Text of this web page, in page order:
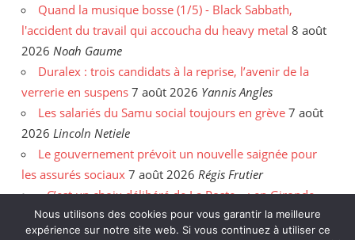
Quand la musique bosse (1/5) - Black Sabbath,
l'accident du travail qui accoucha du heavy metal 8 août
2026 Noah Gaume
Duralex : trois candidats à la reprise, l’avenir de la
verrerie en suspens 7 août 2026 Yannis Angles
Les salariés du Samu social toujours en grève 7 août
2026 Lincoln Netiele
Le gouvernement prévoit un nouvelle saignée pour
les assurés sociaux 7 août 2026 Régis Frutier
« C’est un choix délibéré de La Poste » : en Gironde,
les postiers sommés de rattraper leurs heures 6 août
2026 Yannis Angles
Nous utilisons des cookies pour vous garantir la meilleure
expérience sur notre site web. Si vous continuez à utiliser ce